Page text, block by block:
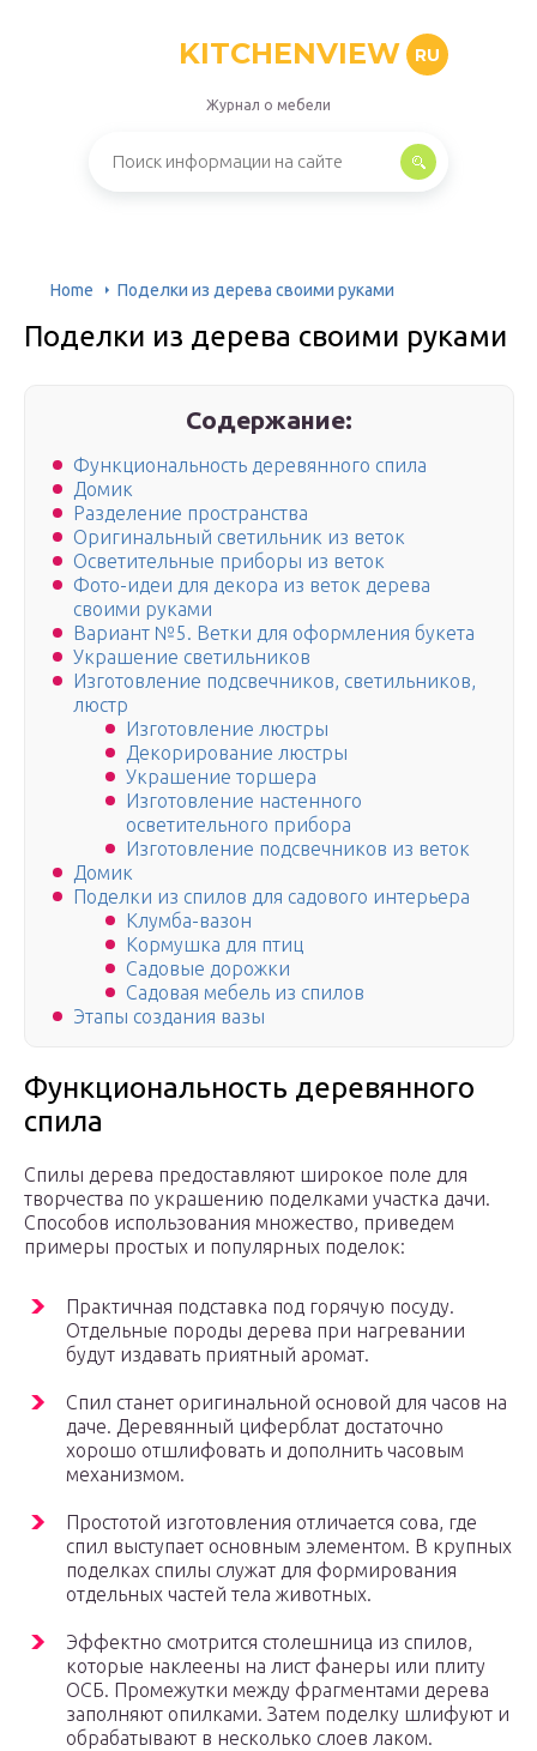
KITCHENVIEW RU
Журнал о мебели
Home Поделки из дерева своими руками
Поделки из дерева своими руками
Содержание:
Функциональность деревянного спила
Домик
Разделение пространства
Оригинальный светильник из веток
Осветительные приборы из веток
Фото-идеи для декора из веток дерева
своими руками
Вариант №5. Ветки для оформления букета
Украшение светильников
Изготовление подсвечников, светильников,
люстр
Изготовление люстры
Декорирование люстры
Украшение торшера
Изготовление настенного
осветительного прибора
Изготовление подсвечников из веток
Домик
Поделки из спилов для садового интерьера
Клумба-вазон
Кормушка для птиц
Садовые дорожки
Садовая мебель из спилов
Этапы создания вазы
Функциональность деревянного
спила
Спилы дерева предоставляют широкое поле для
творчества по украшению поделками участка дачи.
Способов использования множество, приведем
примеры простых и популярных поделок:
Практичная подставка под горячую посуду.
Отдельные породы дерева при нагревании
будут издавать приятный аромат.
Спил станет оригинальной основой для часов на
даче. Деревянный циферблат достаточно
хорошо отшлифовать и дополнить часовым
механизмом.
Простотой изготовления отличается сова, где
спил выступает основным элементом. В крупных
поделках спилы служат для формирования
отдельных частей тела животных.
Эффектно смотрится столешница из спилов,
которые наклеены на лист фанеры или плиту
ОСБ. Промежутки между фрагментами дерева
заполняют опилками. Затем поделку шлифуют и
обрабатывают в несколько слоев лаком.